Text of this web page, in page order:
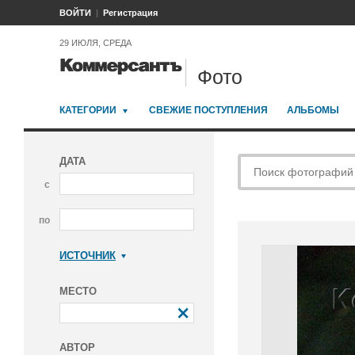
ВОЙТИ Регистрация
29 ИЮЛЯ, СРЕДА
Фото
КАТЕГОРИИ СВЕЖИЕ ПОСТУПЛЕНИЯ АЛЬБОМЫ
ДАТА
с
по
ИСТОЧНИК
МЕСТО
АВТОР